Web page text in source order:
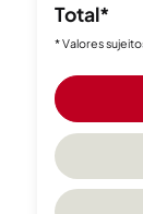
Total*
* Valores